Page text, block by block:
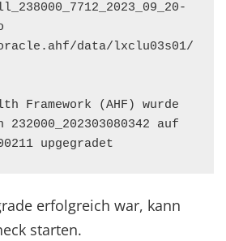
data/lxclu03s01/
Framework (AHF) wurde
auf
upgegradet
erfolgreich war, kann
starten.